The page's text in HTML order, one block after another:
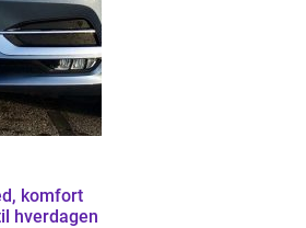
komfort
hverdagen